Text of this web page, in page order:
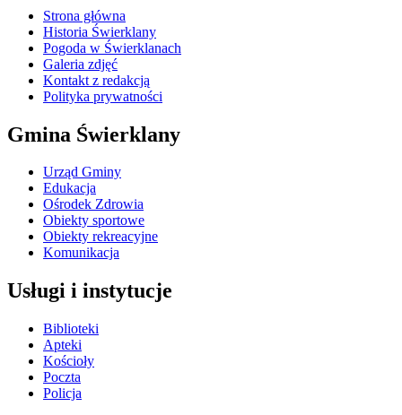
Strona główna
Historia Świerklany
Pogoda w Świerklanach
Galeria zdjęć
Kontakt z redakcją
Polityka prywatności
Gmina Świerklany
Urząd Gminy
Edukacja
Ośrodek Zdrowia
Obiekty sportowe
Obiekty rekreacyjne
Komunikacja
Usługi i instytucje
Biblioteki
Apteki
Kościoły
Poczta
Policja